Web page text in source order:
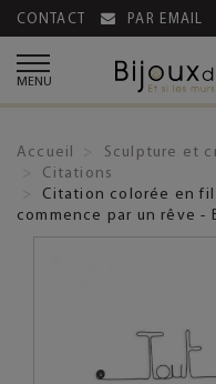
CONTACT PAR EMAIL
MENU
Accueil Sculpture et
Citations
Citation colorée en fil
commence par un rêve -